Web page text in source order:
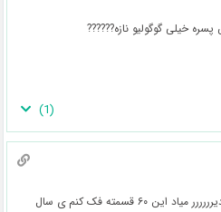
خیلی گوگولیو نازه??????
(
1
)
سریالای چینی ک همیشه ترجمه شون دیرررررر میاد این ۶۰ قسمته فک کنم ی سال